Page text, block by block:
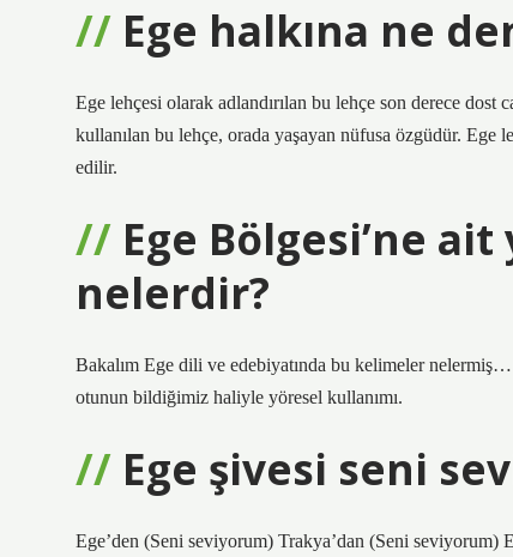
Ege halkına ne
Ege lehçesi olarak adlandırılan bu lehçe son derece dost
kullanılan bu lehçe, orada yaşayan nüfusa özgüdür. Ege
edilir.
Ege Bölgesi’ne
nelerdir?
Bakalım Ege dili ve edebiyatında bu kelimeler
otunun bildiğimiz haliyle yöresel kullanımı.
Ege şivesi seni
Ege’den (Seni seviyorum) Trakya’dan (Seni seviyorum)